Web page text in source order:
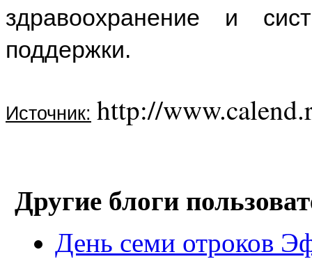
здравоохранение и
поддержки.
Источник: http://
Другие блоги
День семи отроков